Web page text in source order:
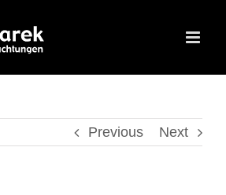
Previous Next